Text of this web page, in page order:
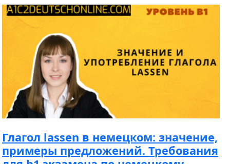
Глагол lassen в немецком: значение,
примеры предложений. Требования